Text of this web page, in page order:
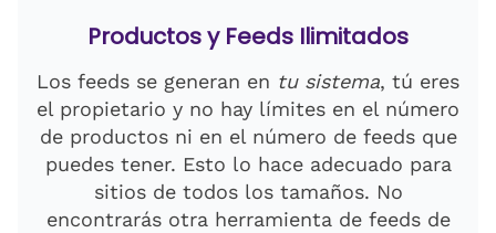
Productos y Feeds Ilimitados
Los feeds se generan en tu sistema, tú eres
el propietario y no hay límites en el número
de productos ni en el número de feeds que
puedes tener. Esto lo hace adecuado para
sitios de todos los tamaños. No
encontrarás otra herramienta de feeds de